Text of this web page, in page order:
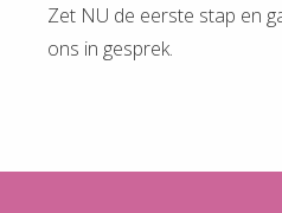
Zet NU de eerste stap en
ons in gesprek.